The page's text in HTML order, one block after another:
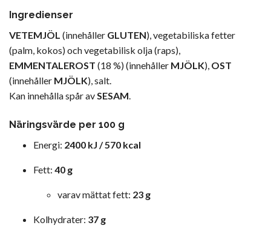
Ingredienser
VETEMJÖL (innehåller GLUTEN), vegetabiliska fetter
(palm, kokos) och vegetabilisk olja (raps),
EMMENTALEROST (18 %) (innehåller MJÖLK), OST
(innehåller MJÖLK), salt.
Kan innehålla spår avSESAM.
Näringsvärde per 100 g
Energi: 2400 kJ / 570 kcal
Fett: 40 g
varav mättat fett: 23 g
Kolhydrater: 37 g